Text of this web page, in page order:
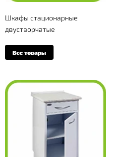
Шкафы стационарные
двустворчатые
Все товары